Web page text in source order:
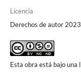
Licencia
Derechos de autor
Esta obra está bajo una